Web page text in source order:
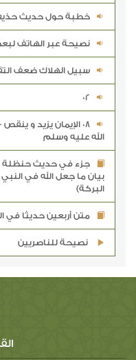
خطبة حول حديث
نصيحة عبر الهاتف
سبيل الهلاك ضعف
02
08 الإيمان يزيد و
الله عليه وسلم
جزء في حديث حنظلة
بيان ما جعل الله في
البركة)
متن أربعين حديثا في
نصيحة للناصريين